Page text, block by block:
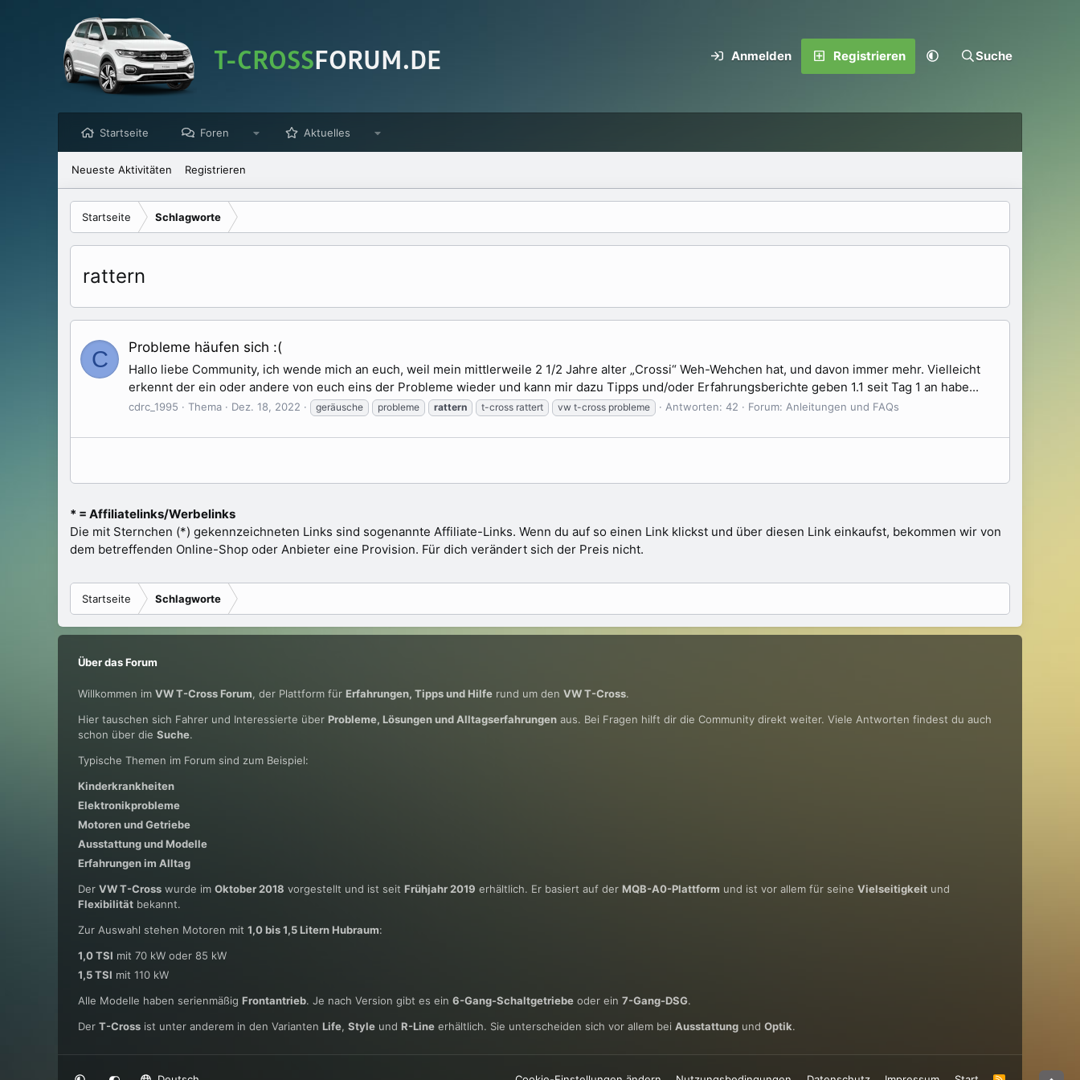
Anmelden Registrieren Suche
Startseite Foren Aktuelles
Neueste Aktivitäten Registrieren
Startseite Schlagworte
rattern
C Probleme häufen sich :(
Hallo liebe Community, ich wende mich an euch, weil mein mittlerweile 2 1/2 Jahre alter „Crossi“ Weh-Wehchen hat, und davon immer mehr. Vielleicht
erkennt der ein oder andere von euch eins der Probleme wieder und kann mir dazu Tipps und/oder Erfahrungsberichte geben 1.1 seit Tag 1 an habe...
cdrc_1995 Thema Dez. 18, 2022 geräusche probleme rattern t-cross rattert vw t-cross probleme Antworten: 42 Forum: Anleitungen und FAQs
* = Affiliatelinks/Werbelinks
Die mit Sternchen (*) gekennzeichneten Links sind sogenannte Affiliate-Links. Wenn du auf so einen Link klickst und über diesen Link einkaufst, bekommen wir von
dem betreffenden Online-Shop oder Anbieter eine Provision. Für dich verändert sich der Preis nicht.
Startseite Schlagworte
Über das Forum
Willkommen im VW T-Cross Forum , der Plattform für Erfahrungen, Tipps und Hilfe rund um den VW T-Cross.
Hier tauschen sich Fahrer und Interessierte über Probleme, Lösungen und Alltagserfahrungen aus. Bei Fragen hilft dir die Community direkt weiter. Viele Antworten findest du auch
schon über die Suche.
Typische Themen im Forum sind zum Beispiel:
Kinderkrankheiten
Elektronikprobleme
Motoren und Getriebe
Ausstattung und Modelle
Erfahrungen im Alltag
Der VW T-Cross wurde im Oktober 2018 vorgestellt und ist seit Frühjahr 2019 erhältlich. Er basiert auf der MQB-A0-Plattform und ist vor allem für seine Vielseitigkeit und
Flexibilität bekannt.
Zur Auswahl stehen Motoren mit 1,0 bis 1,5 Litern Hubraum:
1,0 TSI mit 70 kW oder 85 kW
1,5 TSI mit 110 kW
Alle Modelle haben serienmäßig Frontantrieb. Je nach Version gibt es ein 6-Gang-Schaltgetriebe oder ein 7-Gang-DSG.
Der T-Cross ist unter anderem in den Varianten Life, Style und R-Line erhältlich. Sie unterscheiden sich vor allem bei Ausstattung und Optik.